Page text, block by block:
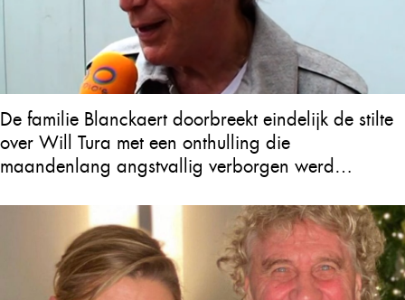
De familie Blanckaert doorbreekt eindelijk de stilte
over Will Tura met een onthulling die
maandenlang angstvallig verborgen werd